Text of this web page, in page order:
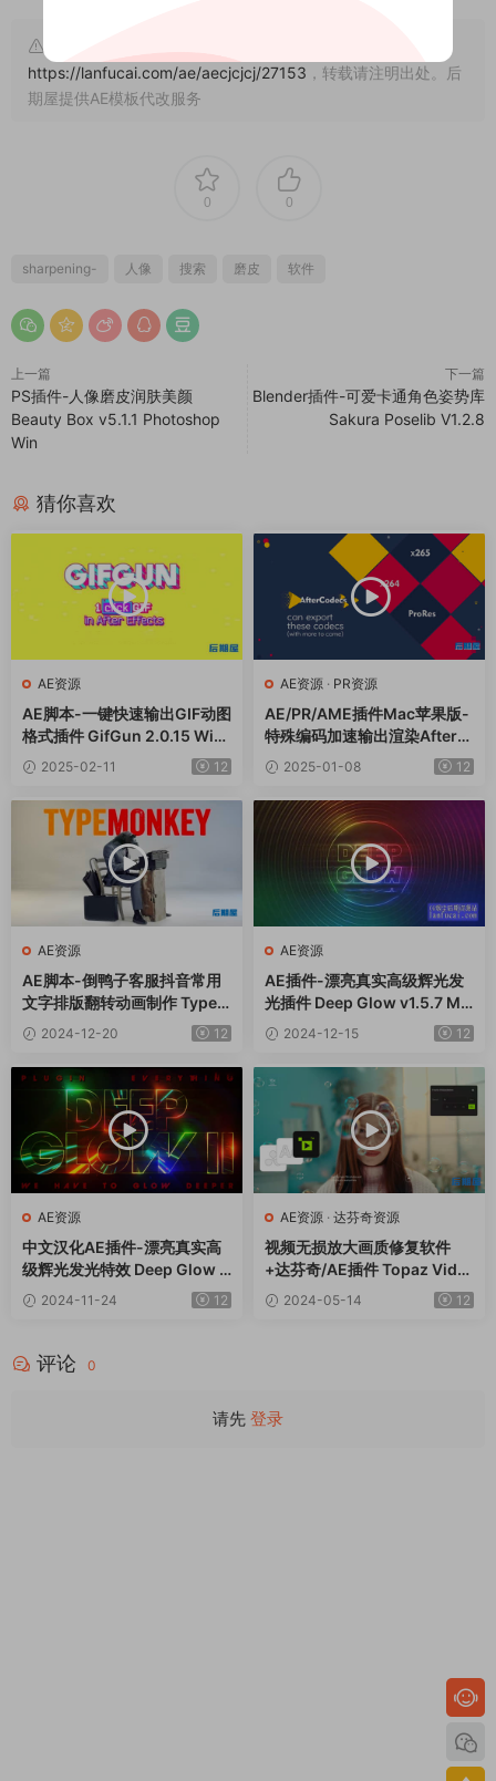
https://lanfucai.com/ae/aecjcjcj/27153 ，转载请注明出处。后
期屋提供AE模板代改服务
0 0
sharpening- 人像 搜索 磨皮 软件
上一篇
PS插件-人像磨皮润肤美颜
Beauty Box v5.1.1 Photoshop
Win
下一篇
Blender插件-可爱卡通角色姿势库
Sakura Poselib V1.2.8
猜你喜欢
AE资源
AE脚本-一键快速输出GIF动图
格式插件 GifGun 2.0.15 Win/
Mac2025-02-11 12
AE资源 · PR资源
AE/PR/AME插件Mac苹果版-
特殊编码加速输出渲染AfterC
odecs v1.11.2
2025-01-08 12
AE资源
AE脚本-倒鸭子客服抖音常用
文字排版翻转动画制作 TypeM
onkey v1.26+使用教程
2024-12-20 12
AE资源
AE插件-漂亮真实高级辉光发
光插件 Deep Glow v1.5.7 Ma
c苹果版
2024-12-15 12
AE资源
中文汉化AE插件-漂亮真实高
级辉光发光特效 Deep Glow 2
v1.0.2 Win
2024-11-24 12
AE资源 · 达芬奇资源
视频无损放大画质修复软件
+达芬奇/AE插件 Topaz Vide
o AI v5.0.3 Win
2024-05-14 12
评论 0
请先 登录